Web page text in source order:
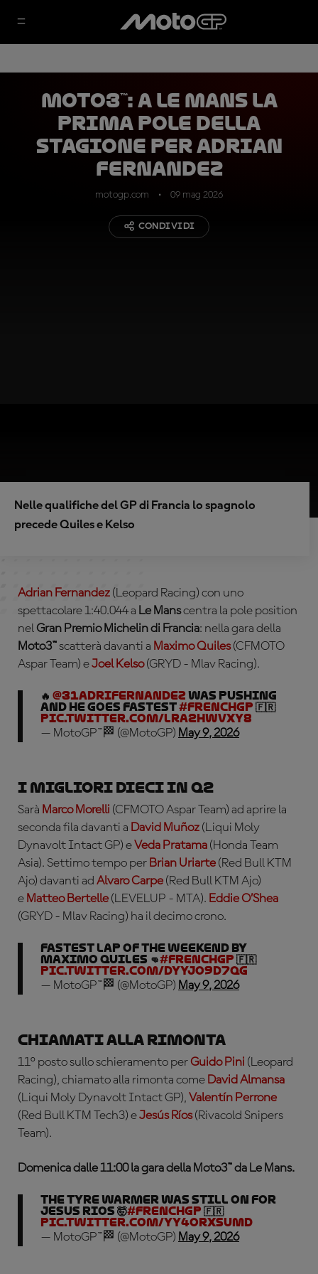
Moto3™: a Le Mans la
prima pole della
stagione per Adrian
Fernandez
motogp.com 09 mag 2026
CONDIVIDI
Nelle qualifiche del GP di Francia lo spagnolo
precede Quiles e Kelso
Adrian Fernandez (Leopard Racing) con uno
spettacolare 1:40.044 a Le Manscentra la pole position
nel Gran Premio Michelin di Francia: nella gara della
Moto3™scatterà davanti a Maximo Quiles(CFMOTO
Aspar Team) eJoel Kelso(GRYD - Mlav Racing).
🔥 @31adrifernandez WAS PUSHING
and HE GOES FASTEST#FrenchGP 🇫🇷
pic.twitter.com/Lra2hWVXy8
— MotoGP™🏁 (@MotoGP) May 9, 2026
I migliori dieci in Q2
Sarà Marco Morelli (CFMOTO Aspar Team) ad aprire la
seconda fila davanti a David Muñoz (Liqui Moly
Dynavolt Intact GP) eVeda Pratama (Honda Team
Asia). Settimo tempo per Brian Uriarte (Red Bull KTM
Ajo) davanti ad Alvaro Carpe (Red Bull KTM Ajo)
e Matteo Bertelle (LEVELUP - MTA). Eddie O’Shea
(GRYD - Mlav Racing) ha il decimo crono.
Fastest lap of the weekend by
Maximo Quiles 👊#FrenchGP 🇫🇷
pic.twitter.com/dYYJO9d7qg
— MotoGP™🏁 (@MotoGP) May 9, 2026
Chiamati alla rimonta
11° posto sullo schieramento perGuido Pini (Leopard
Racing), chiamato alla rimonta come David Almansa
(Liqui Moly Dynavolt Intact GP), Valentín Perrone
(Red Bull KTM Tech3) eJesús Ríos (Rivacold Snipers
Team).
Domenica dalle 11:00 la gara della Moto3™ da Le Mans.
The tyre warmer was still ON for
Jesus Rios 🤯#FrenchGP 🇫🇷
pic.twitter.com/yy4OrXSumd
— MotoGP™🏁 (@MotoGP) May 9, 2026